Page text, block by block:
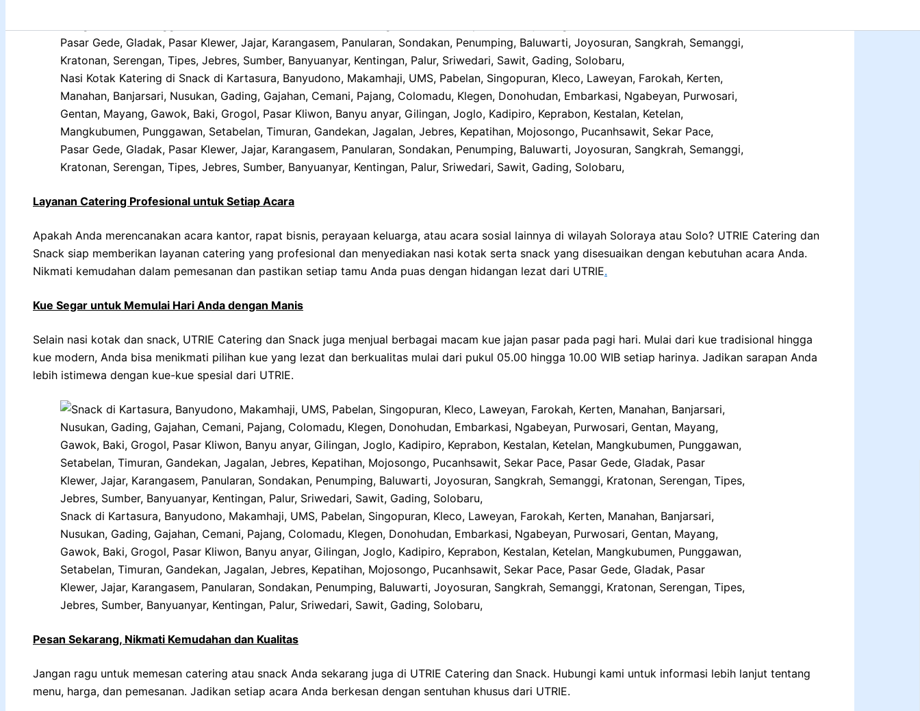
Nasi Kotak Katering di Snack di Kartasura, Banyudono, Makamhaji, UMS, Pabelan, Singopuran, Kleco, Laweyan, Farokah, Kerten,
Manahan, Banjarsari, Nusukan, Gading, Gajahan, Cemani, Pajang, Colomadu, Klegen, Donohudan, Embarkasi, Ngabeyan, Purwosari,
Gentan, Mayang, Gawok, Baki, Grogol, Pasar Kliwon, Banyu anyar, Gilingan, Joglo, Kadipiro, Keprabon, Kestalan, Ketelan,
Mangkubumen, Punggawan, Setabelan, Timuran, Gandekan, Jagalan, Jebres, Kepatihan, Mojosongo, Pucanhsawit, Sekar Pace,
Pasar Gede, Gladak, Pasar Klewer, Jajar, Karangasem, Panularan, Sondakan, Penumping, Baluwarti, Joyosuran, Sangkrah, Semanggi,
Kratonan, Serengan, Tipes, Jebres, Sumber, Banyuanyar, Kentingan, Palur, Sriwedari, Sawit, Gading, Solobaru,
Layanan Catering Profesional untuk Setiap Acara
Apakah Anda merencanakan acara kantor, rapat bisnis, perayaan keluarga, atau acara sosial lainnya di wilayah Soloraya atau Solo? UTRIE Catering dan
Snack siap memberikan layanan catering yang profesional dan menyediakan nasi kotak serta snack yang disesuaikan dengan kebutuhan acara Anda.
Nikmati kemudahan dalam pemesanan dan pastikan setiap tamu Anda puas dengan hidangan lezat dari UTRIE.
Kue Segar untuk Memulai Hari Anda dengan Manis
Selain nasi kotak dan snack, UTRIE Catering dan Snack juga menjual berbagai macam kue jajan pasar pada pagi hari. Mulai dari kue tradisional hingga
kue modern, Anda bisa menikmati pilihan kue yang lezat dan berkualitas mulai dari pukul 05.00 hingga 10.00 WIB setiap harinya. Jadikan sarapan Anda
lebih istimewa dengan kue-kue spesial dari UTRIE.
Snack di Kartasura, Banyudono, Makamhaji, UMS, Pabelan, Singopuran, Kleco, Laweyan, Farokah, Kerten, Manahan, Banjarsari,
Nusukan, Gading, Gajahan, Cemani, Pajang, Colomadu, Klegen, Donohudan, Embarkasi, Ngabeyan, Purwosari, Gentan, Mayang,
Gawok, Baki, Grogol, Pasar Kliwon, Banyu anyar, Gilingan, Joglo, Kadipiro, Keprabon, Kestalan, Ketelan, Mangkubumen, Punggawan,
Setabelan, Timuran, Gandekan, Jagalan, Jebres, Kepatihan, Mojosongo, Pucanhsawit, Sekar Pace, Pasar Gede, Gladak, Pasar
Klewer, Jajar, Karangasem, Panularan, Sondakan, Penumping, Baluwarti, Joyosuran, Sangkrah, Semanggi, Kratonan, Serengan, Tipes,
Jebres, Sumber, Banyuanyar, Kentingan, Palur, Sriwedari, Sawit, Gading, Solobaru,
Pesan Sekarang, Nikmati Kemudahan dan Kualitas
Jangan ragu untuk memesan catering atau snack Anda sekarang juga di UTRIE Catering dan Snack. Hubungi kami untuk informasi lebih lanjut tentang
menu, harga, dan pemesanan. Jadikan setiap acara Anda berkesan dengan sentuhan khusus dari UTRIE.